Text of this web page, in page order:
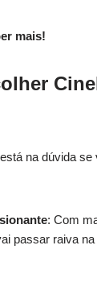
mais!
na dúvida se
: Com
passar raiva